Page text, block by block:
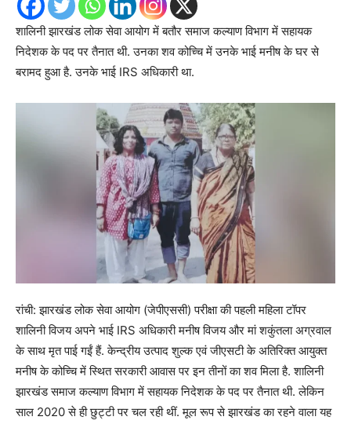
शालिनी झारखंड लोक सेवा आयोग में बतौर समाज कल्याण विभाग में सहायक
निदेशक के पद पर तैनात थी. उनका शव कोच्चि में उनके भाई मनीष के घर से
बरामद हुआ है. उनके भाई IRS अधिकारी था.
रांची: झारखंड लोक सेवा आयोग (जेपीएससी) परीक्षा की पहली महिला टॉपर
शालिनी विजय अपने भाई IRS अधिकारी मनीष विजय और मां शकुंतला अग्रवाल
के साथ मृत पाई गईं हैं. केन्द्रीय उत्पाद शुल्क एवं जीएसटी के अतिरिक्त आयुक्त
मनीष के कोच्चि में स्थित सरकारी आवास पर इन तीनों का शव मिला है. शालिनी
झारखंड समाज कल्याण विभाग में सहायक निदेशक के पद पर तैनात थी. लेकिन
साल 2020 से ही छुट्टी पर चल रही थीं. मूल रूप से झारखंड का रहने वाला यह